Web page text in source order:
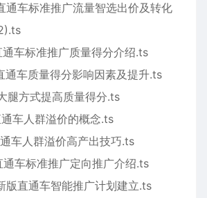
通车标准推广流量智选出价及转化
通车标准推广质量得分介绍.ts
通车质量得分影响因素及提升.ts
腿方式提高质量得分.ts
车人群溢价的概念.ts
车人群溢价高产出技巧.ts
通车标准推广定向推广介绍.ts
版直通车智能推广计划建立.ts